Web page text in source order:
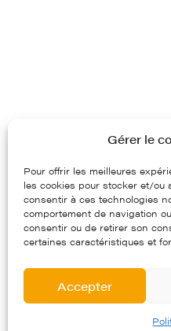
Gérer le
Pour offrir les meilleures
les cookies pour stocker et/ou
consentir à ces technologies
comportement de navigation
consentir ou de retirer son
certaines caractéristiques et
Accepter